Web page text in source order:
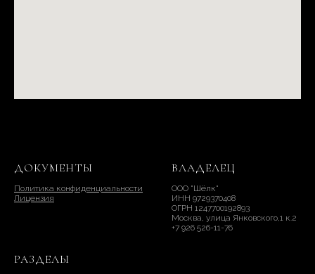
ДОКУМЕНТЫ
Политика конфиденциальности
Лицензия
ВЛАДЕЛЕЦ
ООО "Шёлк"
ИНН 9729370408
ОГРН 1247700192893
Москва, улица Янковского,1 к.2
+7 926 526-11-76
РАЗДЕЛЫ